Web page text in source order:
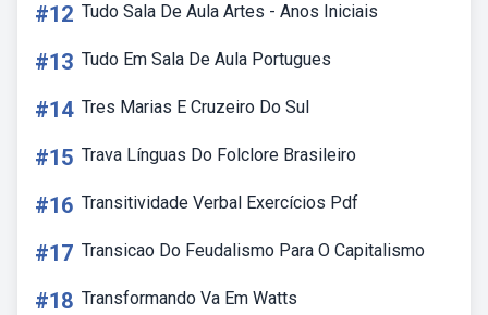
#12 Tudo Sala De Aula Artes - Anos Iniciais
#13 Tudo Em Sala De Aula Portugues
#14 Tres Marias E Cruzeiro Do Sul
#15 Trava Línguas Do Folclore Brasileiro
#16 Transitividade Verbal Exercícios Pdf
#17 Transicao Do Feudalismo Para O Capitalismo
#18 Transformando Va Em Watts